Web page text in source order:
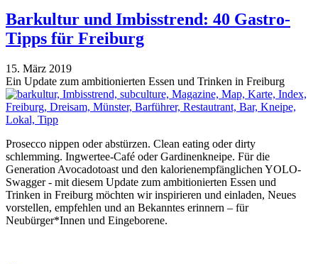
Barkultur und Imbisstrend: 40 Gastro-
Tipps für Freiburg
15. März 2019
Ein Update zum ambitionierten Essen und Trinken in Freiburg
Prosecco nippen oder abstürzen. Clean eating oder dirty
schlemming. Ingwertee-Café oder Gardinenkneipe. Für die
Generation Avocadotoast und den kalorienempfänglichen YOLO-
Swagger - mit diesem Update zum ambitionierten Essen und
Trinken in Freiburg möchten wir inspirieren und einladen, Neues
vorstellen, empfehlen und an Bekanntes erinnern – für
Neubürger*Innen und Eingeborene.